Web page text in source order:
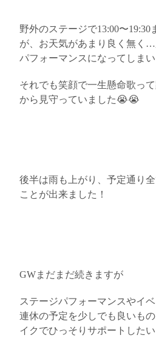
野外のステージで13:00〜19:30
が、お天気があまり良く無く …
パフォーマンスになってしま
それでも笑顔で一生懸命歌っ
から見守っていました😭😭
後半は雨も上がり、予定通り
ことが出来ました！
GWまだまだ続きますが
ステージパフォーマンスやイ
連休の予定を少しでも良いも
イクでひっそりサポートした